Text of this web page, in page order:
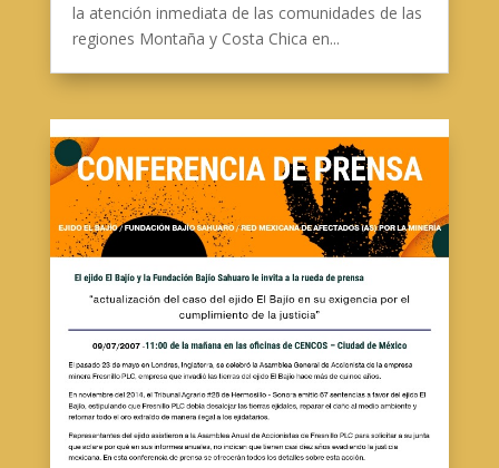
la atención inmediata de las comunidades de las
regiones Montaña y Costa Chica en...